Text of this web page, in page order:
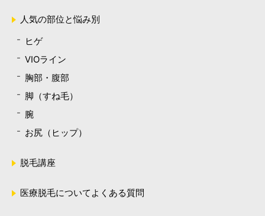
人気の部位と悩み別
ヒゲ
VIOライン
胸部・腹部
脚（すね毛）
腕
お尻（ヒップ）
脱毛講座
医療脱毛についてよくある質問